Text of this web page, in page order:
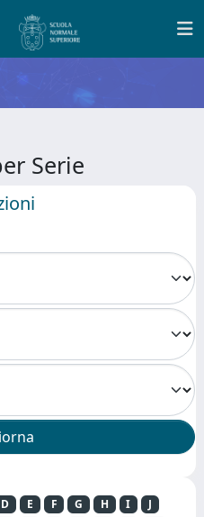
Serie
D E F G H I
J